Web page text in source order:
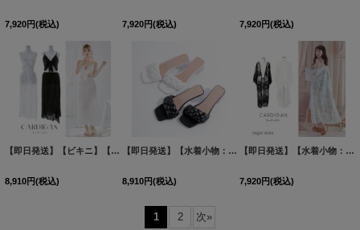
7,920円(税込) 7,920円(税込) 7,920円(税込)
【即日発送】【ビキニ】【水着小物：カーディガン】カバーアップトップ & ハイスプリット スカート [FB01]
8,910円(税込)
【即日発送】【水着小物：ビーチサンダル】シンプルクリアヒールサンダル[FB01]
8,910円(税込)
【即日発送】【水着小物：カーディガン】ロングスリーブレースカーディガン[FB01]
7,920円(税込)
1 2 次»